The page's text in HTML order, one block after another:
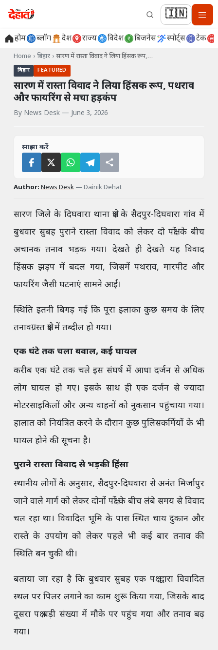
🇮🇳
होम ब्लॉग देश राज्य विदेश बिजनेस स्पोर्ट्स टेक
Home › बिहार › सारण में रास्ता विवाद ने लिया हिंसक रूप,…
बिहार FEATURED
सारण में रास्ता विवाद ने लिया हिंसक रूप, पथराव
और फायरिंग से मचा हड़कंप
By News Desk — June 3, 2026
साझा करें
Author: News Desk — Dainik Dehat
सारण जिले के दिघवारा थाना क्षेत्र के सैदपुर-दिघवारा गांव में
बुधवार सुबह पुराने रास्ता विवाद को लेकर दो पक्षों के बीच
अचानक तनाव भड़क गया। देखते ही देखते यह विवाद
हिंसक झड़प में बदल गया, जिसमें पथराव, मारपीट और
फायरिंग जैसी घटनाएं सामने आईं।
स्थिति इतनी बिगड़ गई कि पूरा इलाका कुछ समय के लिए
तनावग्रस्त क्षेत्र में तब्दील हो गया।
एक घंटे तक चला बवाल, कई घायल
करीब एक घंटे तक चले इस संघर्ष में आधा दर्जन से अधिक
लोग घायल हो गए। इसके साथ ही एक दर्जन से ज्यादा
मोटरसाइकिलों और अन्य वाहनों को नुकसान पहुंचाया गया।
हालात को नियंत्रित करने के दौरान कुछ पुलिसकर्मियों के भी
घायल होने की सूचना है।
पुराने रास्ता विवाद से भड़की हिंसा
स्थानीय लोगों के अनुसार, सैदपुर-दिघवारा से अनंत मिर्जापुर
जाने वाले मार्ग को लेकर दोनों पक्षों के बीच लंबे समय से विवाद
चल रहा था। विवादित भूमि के पास स्थित चाय दुकान और
रास्ते के उपयोग को लेकर पहले भी कई बार तनाव की
स्थिति बन चुकी थी।
बताया जा रहा है कि बुधवार सुबह एक पक्ष द्वारा विवादित
स्थल पर पिलर लगाने का काम शुरू किया गया, जिसके बाद
दूसरा पक्ष बड़ी संख्या में मौके पर पहुंच गया और तनाव बढ़
गया।